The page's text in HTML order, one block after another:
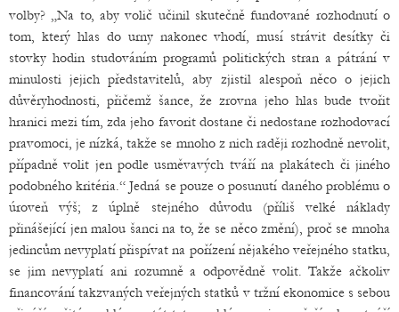
volby? „Na to, aby volič učinil skutečně fundované rozhodnutí o
tom, který hlas do urny nakonec vhodí, musí strávit desítky či
stovky hodin studováním programů politických stran a pátrání v
minulosti jejich představitelů, aby zjistil alespoň něco o jejich
důvěryhodnosti, přičemž šance, že zrovna jeho hlas bude tvořit
hranici mezi tím, zda jeho favorit dostane či nedostane rozhodovací
pravomoci, je nízká, takže se mnoho z nich raději rozhodně nevolit,
případně volit jen podle usměvavých tváří na plakátech či jiného
podobného kritéria.“ Jedná se pouze o posunutí daného problému o
úroveň výš; z úplně stejného důvodu (příliš velké náklady
přinášející jen malou šanci na to, že se něco změní), proč se mnoha
jedincům nevyplatí přispívat na pořízení nějakého veřejného statku,
se jim nevyplatí ani rozumně a odpovědně volit. Takže ačkoliv
financování takzvaných veřejných statků v tržní ekonomice s sebou